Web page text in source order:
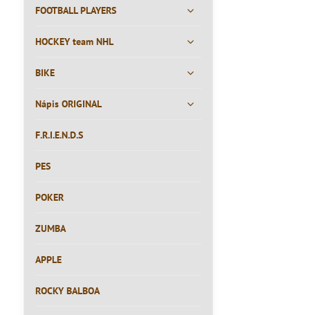
FOOTBALL PLAYERS
HOCKEY team NHL
BIKE
Nápis ORIGINAL
F.R.I.E.N.D.S
PES
POKER
ZUMBA
APPLE
ROCKY BALBOA